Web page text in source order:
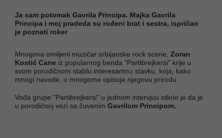
Ja sam potomak Gavrila Principa. Majka Gavrila
Principa i moj pradeda su rođeni brat i sestra, ispričao
je poznati roker
Mnogima omiljeni muzičar srbijanske rock scene, Zoran
Kostić Cane iz popularnog benda "Partibrejkersi" krije u
svom porodičnom stablu interesantnu stavku, koja, kako
mnogi navode, u mnogome opisuje njegovu prirodu.
Vođa grupe "Partibrejkersi" u jednom intervjuu otkrio je da je
u porodičnoj vezi sa čuvenim Gavrilom Principom.